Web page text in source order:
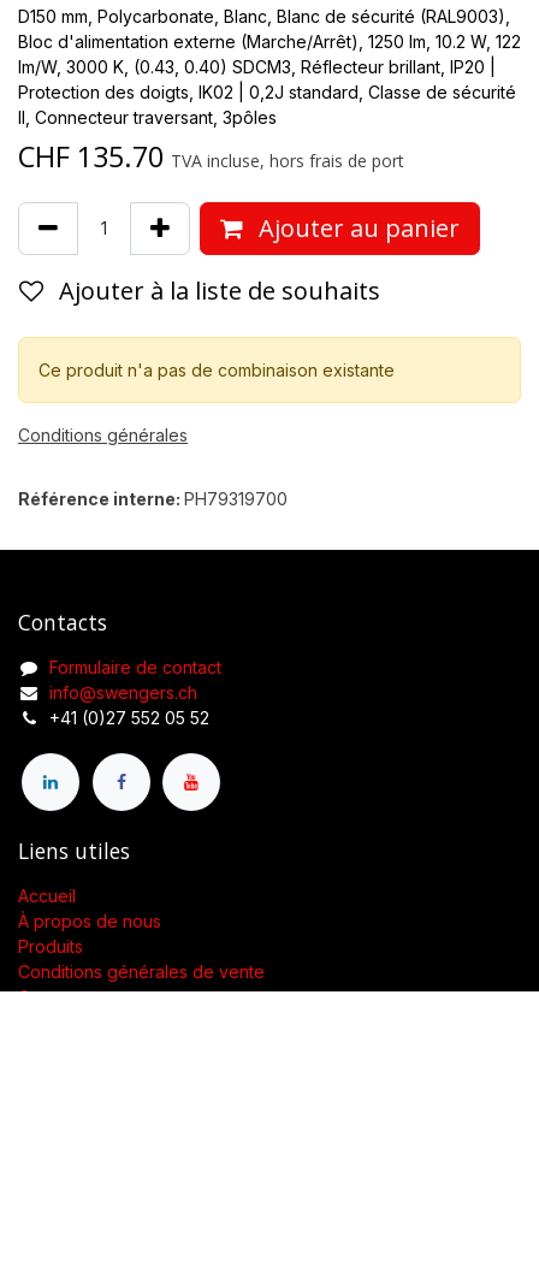
D150 mm, Polycarbonate, Blanc, Blanc de sécurité (RAL9003),
Bloc d'alimentation externe (Marche/Arrêt), 1250 lm, 10.2 W, 122
lm/W, 3000 K, (0.43, 0.40) SDCM3, Réflecteur brillant, IP20 |
Protection des doigts, IK02 | 0,2J standard, Classe de sécurité
II, Connecteur traversant, 3pôles
CHF 135.70 TVA incluse, hors frais de port
Ajouter au panier
Ajouter à la liste de souhaits
Ce produit n'a pas de combinaison existante
Conditions générales
Référence interne: PH79319700
Contacts
Formulaire de contact
info@swengers.ch
+41 (0)27 552 05 52
Liens utiles
Accueil
À propos de nous
Produits
Conditions générales de vente
Contactez-nous